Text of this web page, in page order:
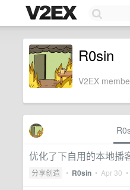
R0sin
V2EX
优化了下自用的本地播
分享创造 • R0sin • Apr 30